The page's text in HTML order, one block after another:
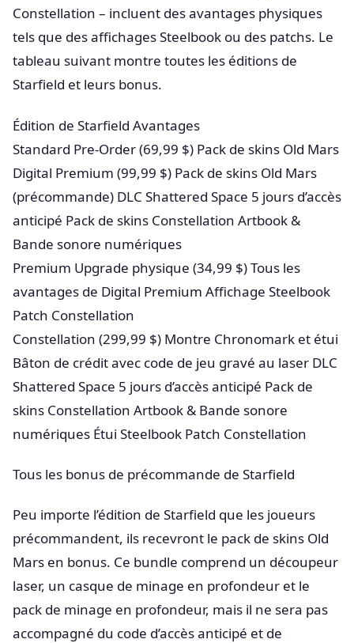
Constellation – incluent des avantages physiques
tels que des affichages Steelbook ou des patchs. Le
tableau suivant montre toutes les éditions de
Starfield et leurs bonus.
Édition de Starfield Avantages
Standard Pre-Order (69,99 $) Pack de skins Old Mars
Digital Premium (99,99 $) Pack de skins Old Mars
(précommande) DLC Shattered Space 5 jours d’accès
anticipé Pack de skins Constellation Artbook &
Bande sonore numériques
Premium Upgrade physique (34,99 $) Tous les
avantages de Digital Premium Affichage Steelbook
Patch Constellation
Constellation (299,99 $) Montre Chronomark et étui
Bâton de crédit avec code de jeu gravé au laser DLC
Shattered Space 5 jours d’accès anticipé Pack de
skins Constellation Artbook & Bande sonore
numériques Étui Steelbook Patch Constellation
Tous les bonus de précommande de Starfield
Peu importe l’édition de Starfield que les joueurs
précommandent, ils recevront le pack de skins Old
Mars en bonus. Ce bundle comprend un découpeur
laser, un casque de minage en profondeur et le
pack de minage en profondeur, mais il ne sera pas
accompagné du code d’accès anticipé et de